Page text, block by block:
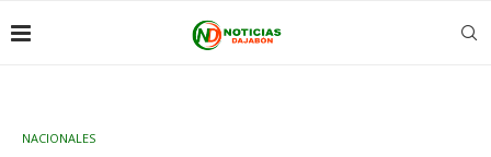
NACIONALES